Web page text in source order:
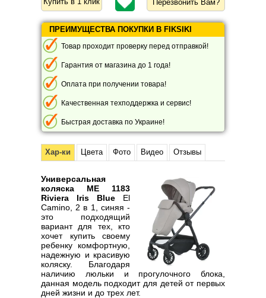
Перезвонить Вам?
ПРЕИМУЩЕСТВА ПОКУПКИ В FIKSIKI
Товар проходит проверку перед отправкой!
Гарантия от магазина до 1 года!
Оплата при получении товара!
Качественная техподдержка и сервис!
Быстрая доставка по Украине!
Хар-ки Цвета Фото Видео Отзывы
Универсальная
коляска ME 1183
Riviera Iris Blue El
Camino, 2 в 1, синяя -
это подходящий
вариант для тех, кто
хочет купить своему
ребенку комфортную,
надежную и красивую
коляску. Благодаря
наличию люльки и прогулочного блока,
данная модель подходит для детей от первых
дней жизни и до трех лет.